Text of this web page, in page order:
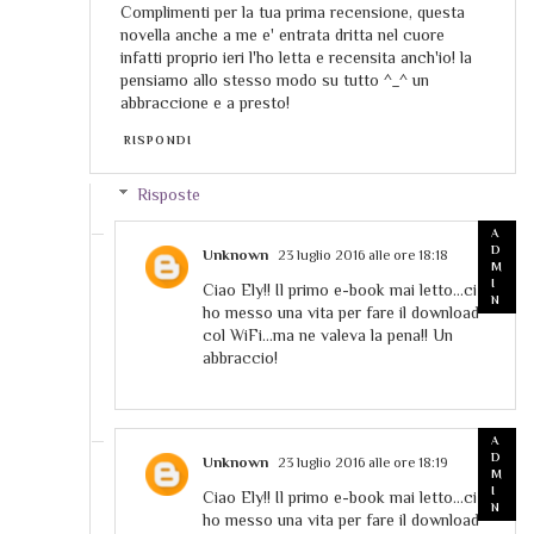
Complimenti per la tua prima recensione, questa
novella anche a me e' entrata dritta nel cuore
infatti proprio ieri l'ho letta e recensita anch'io! la
pensiamo allo stesso modo su tutto ^_^ un
abbraccione e a presto!
RISPONDI
Risposte
Unknown 23 luglio 2016 alle ore 18:18
Ciao Ely!! Il primo e-book mai letto...ci
ho messo una vita per fare il download
col WiFi...ma ne valeva la pena!! Un
abbraccio!
Unknown 23 luglio 2016 alle ore 18:19
Ciao Ely!! Il primo e-book mai letto...ci
ho messo una vita per fare il download